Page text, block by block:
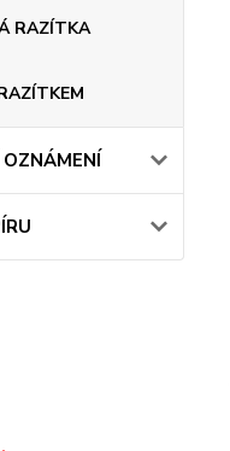
RAZÍTKA